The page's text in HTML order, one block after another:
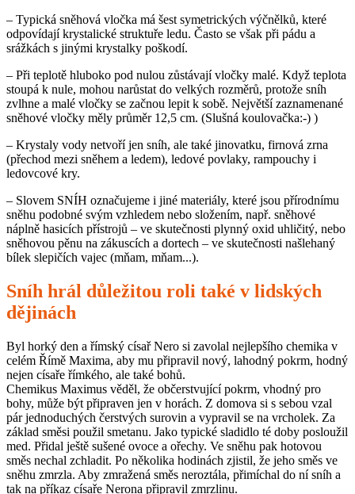
– Typická sněhová vločka má šest symetrických výčnělků, které
odpovídají krystalické struktuře ledu. Často se však při pádu a
srážkách s jinými krystalky poškodí.
– Při teplotě hluboko pod nulou zůstávají vločky malé. Když teplota
stoupá k nule, mohou narůstat do velkých rozměrů, protože sníh
zvlhne a malé vločky se začnou lepit k sobě. Největší zaznamenané
sněhové vločky měly průměr 12,5 cm. (Slušná koulovačka:-) )
– Krystaly vody netvoří jen sníh, ale také jinovatku, firnová zrna
(přechod mezi sněhem a ledem), ledové povlaky, rampouchy i
ledovcové kry.
– Slovem SNÍH označujeme i jiné materiály, které jsou přírodnímu
sněhu podobné svým vzhledem nebo složením, např. sněhové
náplně hasicích přístrojů – ve skutečnosti plynný oxid uhličitý, nebo
sněhovou pěnu na zákuscích a dortech – ve skutečnosti našlehaný
bílek slepičích vajec (mňam, mňam...).
Sníh hrál důležitou roli také v lidských
dějinách
Byl horký den a římský císař Nero si zavolal nejlepšího chemika v
celém Římě Maxima, aby mu připravil nový, lahodný pokrm, hodný
nejen císaře římkého, ale také bohů.
Chemikus Maximus věděl, že občerstvující pokrm, vhodný pro
bohy, může být připraven jen v horách. Z domova si s sebou vzal
pár jednoduchých čerstvých surovin a vypravil se na vrcholek. Za
základ směsi použil smetanu. Jako typické sladidlo té doby posloužil
med. Přidal ještě sušené ovoce a ořechy. Ve sněhu pak hotovou
směs nechal zchladit. Po několika hodinách zjistil, že jeho směs ve
sněhu zmrzla. Aby zmražená směs neroztála, přimíchal do ní sníh a
tak na příkaz císaře Nerona připravil zmrzlinu.